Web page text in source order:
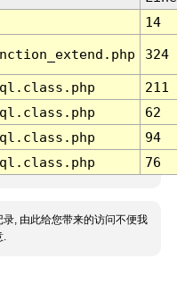
14
324
211
62
94
76
, 由此给您带来的访问不便我
.